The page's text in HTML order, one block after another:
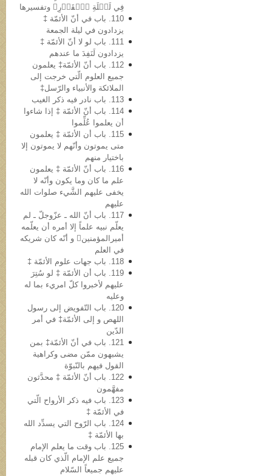
فِي لَيۡلَةِ ٱلۡقَدۡرِ﴾ وتفسیرها
110. باب في أنّ الأئمّة ‡
یزدادون في لیلة الجمعة
111. باب لو لا أنّ الأئمّة ‡
یزدادون لَنَفِدَ ما عندهم
112. باب أنّ الأئمّة‡ یعلمون
جمیع العلوم الّتي خرجت إلى
الملائکة والأنبیاء والرّسل‡
113. باب نادر فیه ذکر الغیب
114. باب أنّ الأئمّة ‡ إذا شاءوا
أن یعلموا عُلِّموا
115. باب أن الأئمّة ‡ یعلمون
متی یموتون وأنّهم لا یموتون إلا
باختیار منهم
116. باب أنّ الأئمّة ‡ یعلمون
علم ما کان وما یکون وأنّه لا
یخفی علیهم الشَّيء صلوات الله
علیهم
117. باب أنّ الله ـ عزّوجلّ ـ لم
یعلّم نبیه علماً إلا أمره أن یعلّمه
أمیرالمؤمنین و أنّه کان شریکه
في العلم
118. باب جهات علوم الأئمّة ‡
119. باب أن الأئمّة ‡ لو سُتِرَ
علیهم لأخبروا کلّ امريء بما له
وعلیه
120. باب التّفویض إلی رسول
اللهص و إلی الأئمّة‡ في أمر
الدّین
121. باب في أنّ الأئمّة‡ بمن
یشبهون ممّن مضی وکراهیة
القول فیهم بالنّبوّة
122. باب أنّ الأئمّة ‡ محدَّثون
مفهَّمون
123. باب فیه ذکر الأرواح الّتي
في الأئمّة ‡
124. باب الرّوح التي یسدِّد الله
بها الأئمّة ‡
125. باب وقت ما یعلم الإمام
جمیع علم الإمام الّذي کان قبله
علیهم جمیعاً السّلام